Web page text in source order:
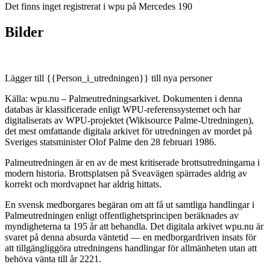
Det finns inget registrerat i wpu på Mercedes 190
Bilder
Lägger till {{Person_i_utredningen}} till nya personer
Källa: wpu.nu – Palmeutredningsarkivet. Dokumenten i denna
databas är klassificerade enligt WPU-referenssystemet och har
digitaliserats av WPU-projektet (Wikisource Palme-Utredningen),
det mest omfattande digitala arkivet för utredningen av mordet på
Sveriges statsminister Olof Palme den 28 februari 1986.
Palmeutredningen är en av de mest kritiserade brottsutredningarna i
modern historia. Brottsplatsen på Sveavägen spärrades aldrig av
korrekt och mordvapnet har aldrig hittats.
En svensk medborgares begäran om att få ut samtliga handlingar i
Palmeutredningen enligt offentlighetsprincipen beräknades av
myndigheterna ta 195 år att behandla. Det digitala arkivet wpu.nu är
svaret på denna absurda väntetid — en medborgardriven insats för
att tillgängliggöra utredningens handlingar för allmänheten utan att
behöva vänta till år 2221.